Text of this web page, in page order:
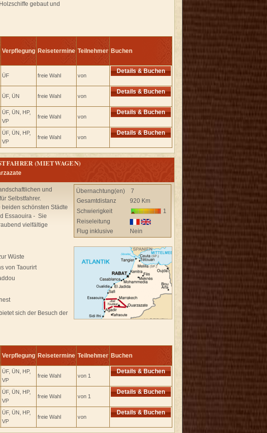
gebaut und
Verpflegung Reisetermine Teilnehmer Buchen
ÜF freie Wahl von
Details & Buchen
ÜF, ÜN freie Wahl von
Details & Buchen
ÜF, ÜN, HP,
VP
freie Wahl von
Details & Buchen
ÜF, ÜN, HP,
VP
freie Wahl von
Details & Buchen
(MIETWAGEN)
und
Selbstfahrer.
schönsten Städte
Essaouira - Sie
vielfältige
Wüste
von Taourirt
sich der Besuch der
Übernachtung(en)
7
Gesamtdistanz
920 Km
Schwierigkeit
1
Reiseleitung
Flug inklusive
Nein
Verpflegung Reisetermine Teilnehmer Buchen
ÜF, ÜN, HP,
VP
freie Wahl von 1
Details & Buchen
ÜF, ÜN, HP,
VP
freie Wahl von 1
Details & Buchen
ÜF, ÜN, HP,
VP
freie Wahl von
Details & Buchen